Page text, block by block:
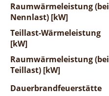
Raumwärmeleistung (bei
Nennlast) [kW]
Teillast-Wärmeleistung
[kW]
Raumwärmeleistung (bei
Teillast) [kW]
Dauerbrandfeuerstätte